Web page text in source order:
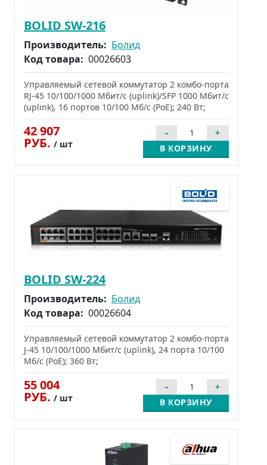
BOLID SW-216
Производитель: Болид
Код товара: 00026603
Управляемый сетевой коммутатор 2 комбо-порта
RJ-45 10/100/1000 Мбит/с (uplink)/SFP 1000 Мбит/с
(uplink), 16 портов 10/100 Мб/с (PoE); 240 Вт;
42 907
РУБ. / шт В КОРЗИНУ
BOLID SW-224
Производитель: Болид
Код товара: 00026604
Управляемый сетевой коммутатор 2 комбо-порта
J-45 10/100/1000 Мбит/с (uplink), 24 порта 10/100
Мб/с (PoE); 360 Вт;
55 004
РУБ. / шт В КОРЗИНУ